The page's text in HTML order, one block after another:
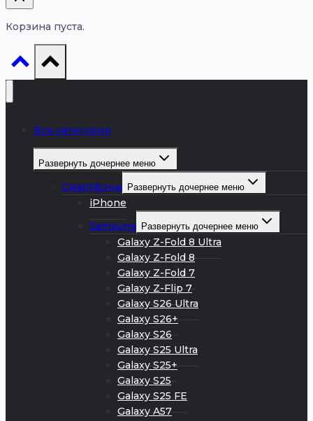
Корзина пуста.
Все категории
Развернуть дочернее меню
Смартфоны Развернуть дочернее меню
iPhone
Samsung Развернуть дочернее меню
Galaxy Z-Fold 8 Ultra
Galaxy Z-Fold 8
Galaxy Z-Fold 7
Galaxy Z-Flip 7
Galaxy S26 Ultra
Galaxy S26+
Galaxy S26
Galaxy S25 Ultra
Galaxy S25+
Galaxy S25
Galaxy S25 FE
Galaxy A57